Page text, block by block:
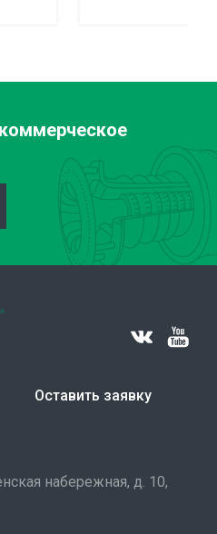
Оставить заявку
набережная, д. 10,